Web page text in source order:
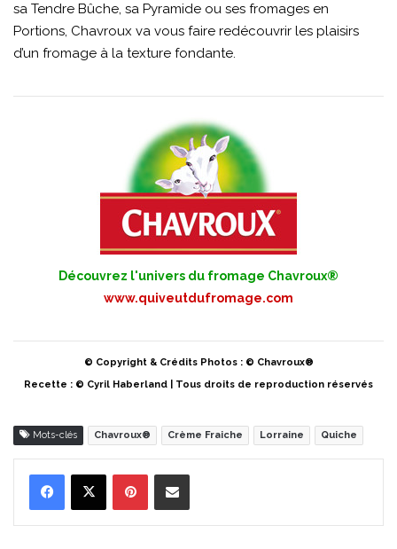
sa Tendre Bûche, sa Pyramide ou ses fromages en
Portions, Chavroux va vous faire redécouvrir les plaisirs
d’un fromage à la texture fondante.
Découvrez l'univers du fromage Chavroux®
www.quiveutdufromage.com
© Copyright & Crédits Photos : © Chavroux®
Recette : © Cyril Haberland | Tous droits de reproduction réservés
Mots-clés Chavroux® Crème Fraiche Lorraine Quiche